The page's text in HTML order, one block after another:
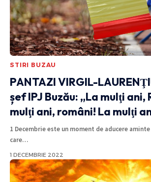
STIRI BUZAU
PANTAZI VIRGIL-
șef IPJ Buzău: „La mulţi ani,
mulţi ani, români! La mulţi
1 Decembrie este un moment de aducere
care…
1 DECEMBRIE 2022